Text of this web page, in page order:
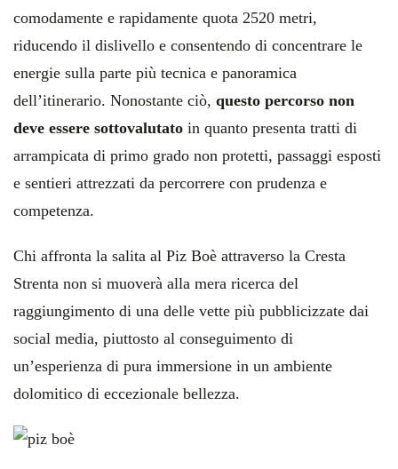
comodamente e rapidamente quota 2520 metri,
riducendo il dislivello e consentendo di concentrare le
energie sulla parte più tecnica e panoramica
dell’itinerario. Nonostante ciò, questo percorso non
deve essere sottovalutato in quanto presenta tratti di
arrampicata di primo grado non protetti, passaggi esposti
e sentieri attrezzati da percorrere con prudenza e
competenza.
Chi affronta la salita al Piz Boè attraverso la Cresta
Strenta non si muoverà alla mera ricerca del
raggiungimento di una delle vette più pubblicizzate dai
social media, piuttosto al conseguimento di
un’esperienza di pura immersione in un ambiente
dolomitico di eccezionale bellezza.